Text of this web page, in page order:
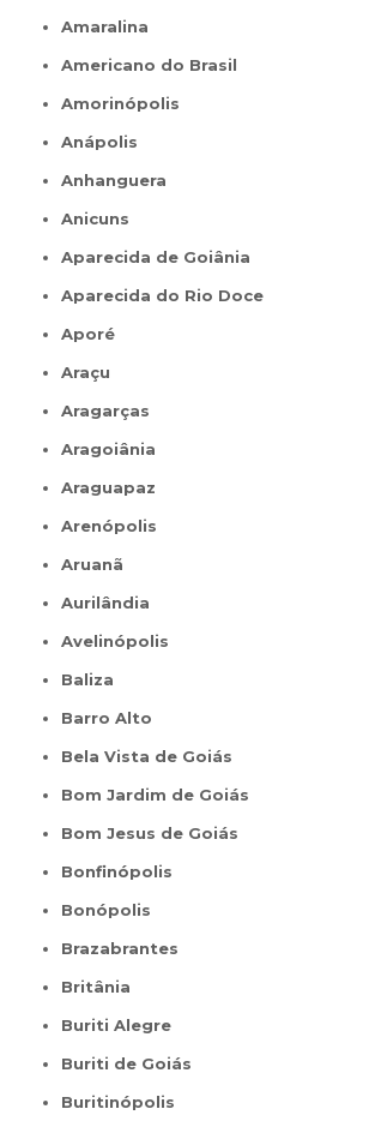
Amaralina
Americano do Brasil
Amorinópolis
Anápolis
Anhanguera
Anicuns
Aparecida de Goiânia
Aparecida do Rio Doce
Aporé
Araçu
Aragarças
Aragoiânia
Araguapaz
Arenópolis
Aruanã
Aurilândia
Avelinópolis
Baliza
Barro Alto
Bela Vista de Goiás
Bom Jardim de Goiás
Bom Jesus de Goiás
Bonfinópolis
Bonópolis
Brazabrantes
Britânia
Buriti Alegre
Buriti de Goiás
Buritinópolis